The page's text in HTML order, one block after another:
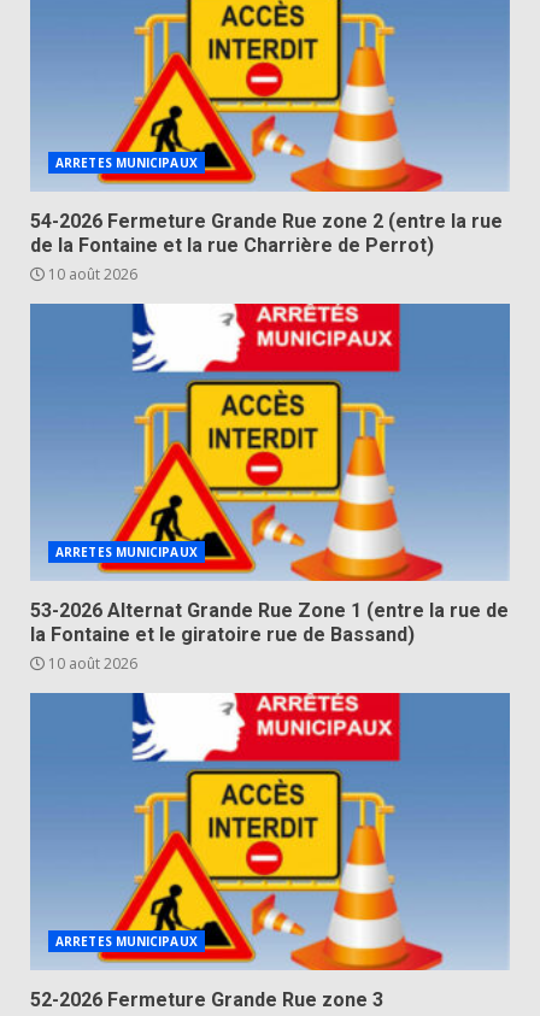
ARRETES MUNICIPAUX
54-2026 Fermeture Grande Rue zone 2 (entre la rue
de la Fontaine et la rue Charrière de Perrot)
10 août 2026
ARRETES MUNICIPAUX
53-2026 Alternat Grande Rue Zone 1 (entre la rue de
la Fontaine et le giratoire rue de Bassand)
10 août 2026
ARRETES MUNICIPAUX
52-2026 Fermeture Grande Rue zone 3